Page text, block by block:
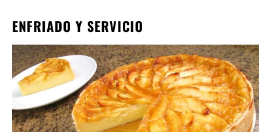
ENFRIADO Y SERVICIO